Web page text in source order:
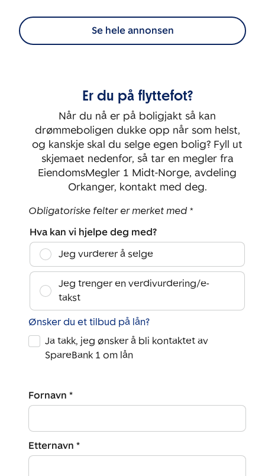
2
Rom:
4
Soverom:
Se hele annonsen
Er du på flyttefot?
Når du nå er på boligjakt så kan
drømmeboligen dukke opp når som helst,
og kanskje skal du selge egen bolig? Fyll ut
skjemaet nedenfor, så tar en megler fra
EiendomsMegler 1 Midt-Norge, avdeling
Orkanger, kontakt med deg.
Obligatoriske felter er merket med *
Hva kan vi hjelpe deg med?
Jeg vurderer å selge
Jeg trenger en verdivurdering/e-
takst
Ønsker du et tilbud på lån?
Ja takk, jeg ønsker å bli kontaktet av
SpareBank 1 om lån
Fornavn *
Etternavn *